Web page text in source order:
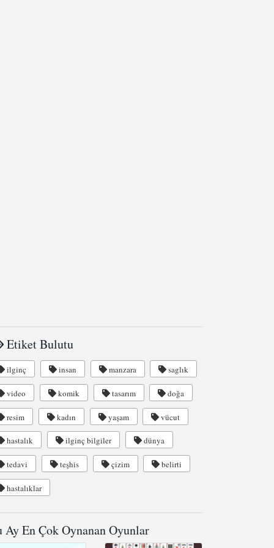
Etiket Bulutu
ilginç insan manzara saglık
video komik tasarım doğa
resim kadın yaşam vücut
hastalık ilginç bilgiler dünya
tedavi teşhis çizim belirti
hastalıklar
Ay En Çok Oynanan Oyunlar